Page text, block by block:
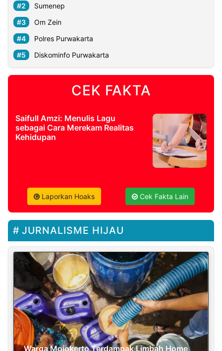
Sumenep
Om Zein
Polres Purwakarta
Diskominfo Purwakarta
CEK FAKTA
Saifull Amzi: Menulis Lagu
sebagai Cara Merekam Realitas
Kehidupan
Laporkan Hoaks Cek Fakta Lain
JURNALISME HIJAU
Warga Mojokerto Terdampak Limbah Home